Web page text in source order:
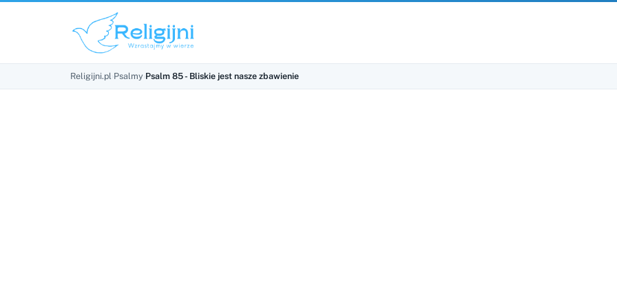
Religijni.pl›Psalmy›Psalm 85 - Bliskie jest nasze zbawienie